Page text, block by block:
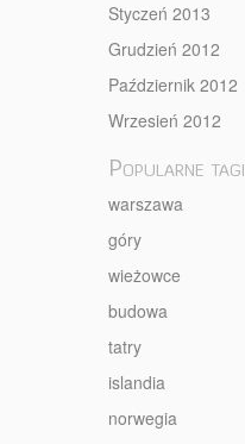
Styczeń 2013
Grudzień 2012
Październik 2012
Wrzesień 2012
Popularne tagi
warszawa
góry
wieżowce
budowa
tatry
islandia
norwegia